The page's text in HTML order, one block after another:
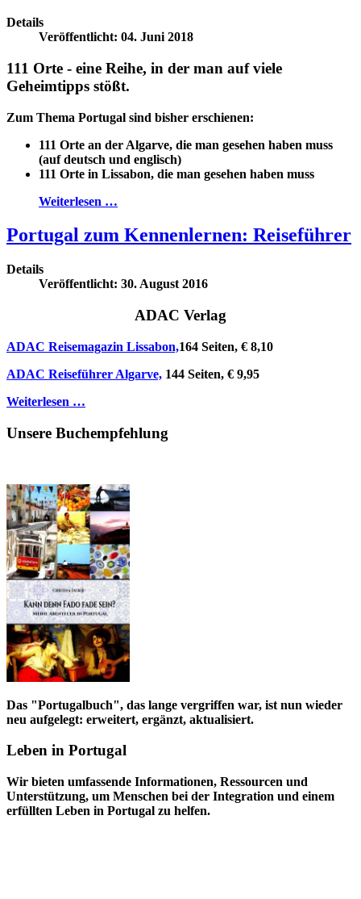
Details
Veröffentlicht: 04. Juni 2018
111 Orte - eine Reihe, in der man auf viele
Geheimtipps stößt.
Zum Thema Portugal sind bisher erschienen:
111 Orte an der Algarve, die man gesehen haben muss
(auf deutsch und englisch)
111 Orte in Lissabon, die man gesehen haben muss
Weiterlesen …
Portugal zum Kennenlernen: Reiseführer
Details
Veröffentlicht: 30. August 2016
ADAC Verlag
ADAC Reisemagazin Lissabon,164 Seiten, € 8,10
ADAC Reiseführer Algarve, 144 Seiten, € 9,95
Weiterlesen …
Unsere Buchempfehlung
Das "Portugalbuch", das lange vergriffen war, ist nun wieder
neu aufgelegt: erweitert, ergänzt, aktualisiert.
Leben in Portugal
Wir bieten umfassende Informationen, Ressourcen und
Unterstützung, um Menschen bei der Integration und einem
erfüllten Leben in Portugal zu helfen.